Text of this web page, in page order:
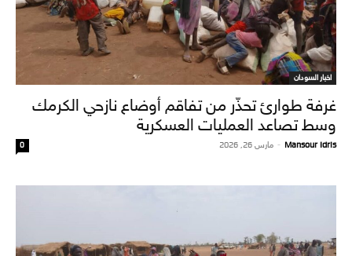
اخبار السودان
غرفة طوارئ تحذّر من تفاقم أوضاع نازحي الكرمك
وسط تصاعد العمليات العسكرية
Mansour Idris
- مارس 26, 2026 0